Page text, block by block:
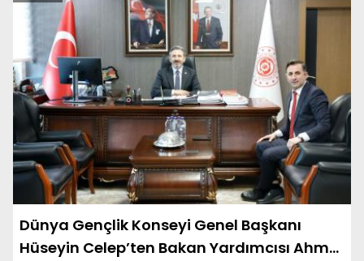
Dünya Gençlik Konseyi Genel Başkanı
Hüseyin Celep’ten Bakan Yardımcısı Ahmet